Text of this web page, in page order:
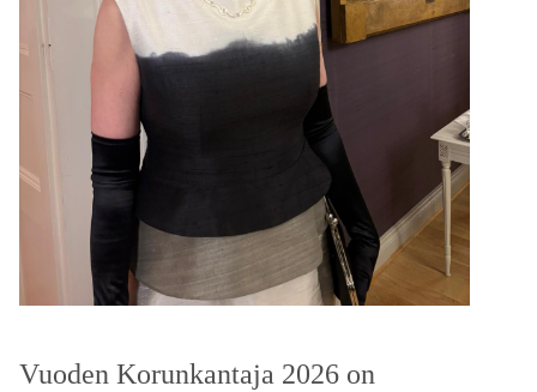
Vuoden Korunkantaja 2026 on